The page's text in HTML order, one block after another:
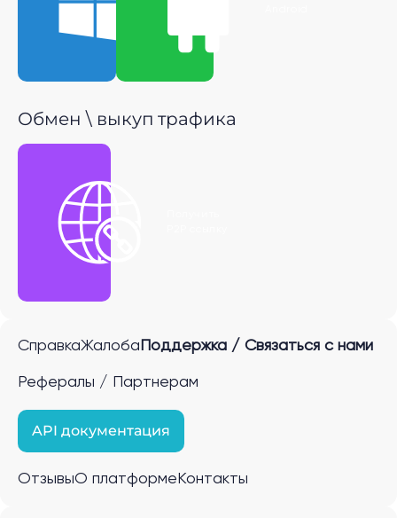
Обмен \ выкуп трафика
СправкаЖалоба Поддержка / Связаться с нами
Рефералы / Партнерам
API документация
ОтзывыО платформе Контакты